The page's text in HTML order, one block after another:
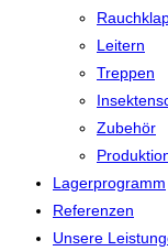
Leitern
Treppen
Zubehör
Lagerprogramm
Referenzen
Unsere